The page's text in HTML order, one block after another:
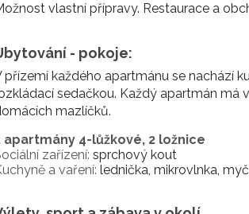
vlastní přípravy. Restaurace a
- pokoje:
přízemí každého apartmánu se nachází
sedačkou. Každý apartmán má
mazlíčků.
apartmány 4-lůžkové, 2 ložnice
zařízení: sprchový kout
a vaření: lednička, mikrovlnka,